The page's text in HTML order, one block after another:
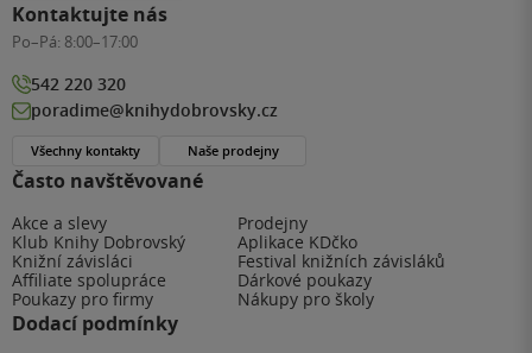
Často navštěvované
Akce a slevy
Prodejny
Klub Knihy Dobrovský
Aplikace KDčko
Knižní závisláci
Festival knižních závisláků
Affiliate spolupráce
Dárkové poukazy
Poukazy pro firmy
Nákupy pro školy
Dodací podmínky
Kontaktujte nás
Po–Pá: 8:00–17:00
542 220 320
poradime@knihydobrovsky.cz
Všechny kontakty Naše prodejny